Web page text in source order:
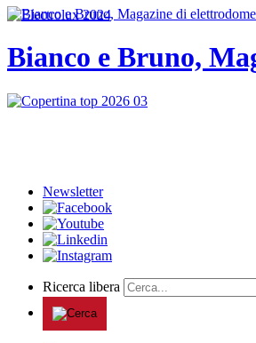
Bianco e Bruno,
Newsletter
Ricerca libera